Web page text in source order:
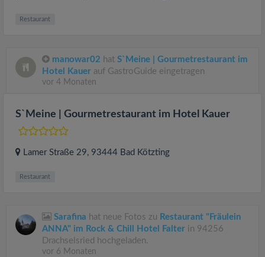
Restaurant
manowar02 hat S`Meine | Gourmetrestaurant im
Hotel Kauer auf GastroGuide eingetragen
vor 4 Monaten
S`Meine | Gourmetrestaurant im Hotel Kauer
Lamer Straße 29, 93444 Bad Kötzting
Restaurant
Sarafina hat neue Fotos zu Restaurant "Fräulein
ANNA" im Rock & Chill Hotel Falter in 94256
Drachselsried hochgeladen.
vor 6 Monaten